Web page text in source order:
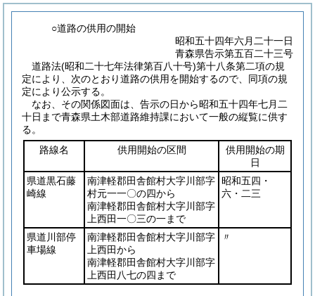
○道路の供用の開始
昭和五十四年六月二十一日
青森県告示第五百二十三号
道路法(昭和二十七年法律第百八十号)第十八条第二項の規
定により、次のとおり道路の供用を開始するので、同項の規
定により公示する。
なお、その関係図面は、告示の日から昭和五十四年七月二
十日まで青森県土木部道路維持課において一般の縦覧に供す
る。
路線名
供用開始の区間
供用開始の期
日
県道黒石藤
崎線
南津軽郡田舎館村大字川部字
村元一一〇の四から
南津軽郡田舎館村大字川部字
上西田一〇三の一まで
昭和五四・
六・二三
県道川部停
車場線
南津軽郡田舎館村大字川部字
上西田から
南津軽郡田舎館村大字川部字
上西田八七の四まで
〃